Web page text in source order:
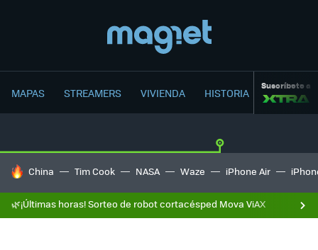
MAPAS STREAMERS VIVIENDA HISTORIA Suscríbete a
HOY SE HABLA DE
China Tim Cook NASA Waze iPhone Air
🌿¡Últimas horas! Sorteo de robot cortacésped Mova ViAX